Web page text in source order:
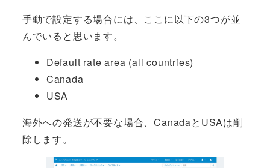
手動で設定する場合には、ここに以下の3つが並
んでいると思います。
Default rate area (all countries)
Canada
USA
海外への発送が不要な場合、CanadaとUSAは削
除します。